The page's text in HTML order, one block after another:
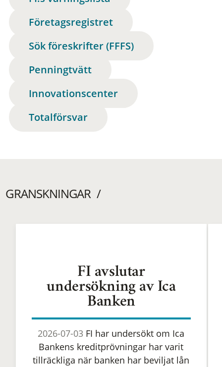
Företagsregistret
Sök föreskrifter (FFFS)
Penningtvätt
Innovationscenter
Totalförsvar
GRANSKNINGAR
FI avslutar
undersökning av Ica
Banken
2026-07-03 FI har undersökt om Ica
Bankens kreditprövningar har varit
tillräckliga när banken har beviljat lån